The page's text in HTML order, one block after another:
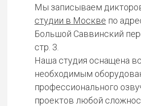
Мы записываем
студии в Москве по
Большой Саввинский
стр. 3.
Наша студия оснащена
необходимым
профессионального
проектов любой